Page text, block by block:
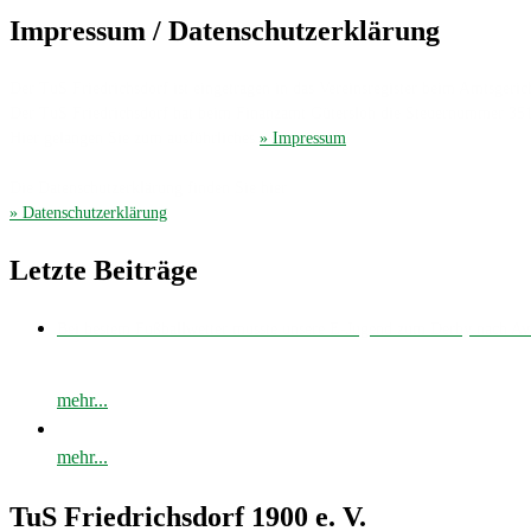
Impressum / Datenschutzerklärung
» Impressum
» Datenschutzerklärung
Letzte Beiträge
mehr...
mehr...
TuS Friedrichsdorf 1900 e. V.